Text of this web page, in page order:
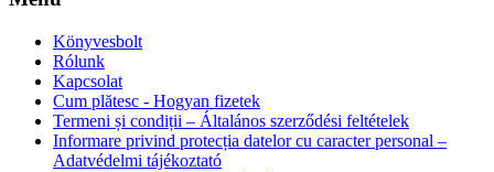
Könyvesbolt
Rólunk
Kapcsolat
Cum plătesc - Hogyan fizetek
Termeni și condiții – Általános szerződési feltételek
Informare privind protecția datelor cu caracter personal –
Adatvédelmi tájékoztató